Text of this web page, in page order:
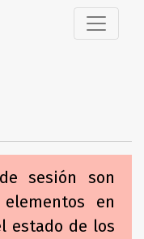
sesión son
en
estado de los